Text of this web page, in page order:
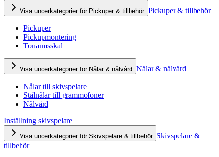
Visa underkategorier för Pickuper & tillbehör Pickuper & tillbehör
Pickuper
Pickupmontering
Tonarmsskal
Visa underkategorier för Nålar & nålvård Nålar & nålvård
Nålar till skivspelare
Stålnålar till grammofoner
Nålvård
Inställning skivspelare
Visa underkategorier för Skivspelare & tillbehör Skivspelare &
tillbehör